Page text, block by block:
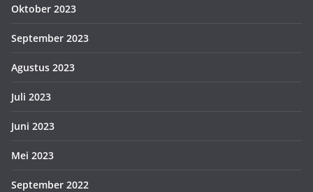
Oktober 2023
September 2023
Agustus 2023
Juli 2023
Juni 2023
Mei 2023
September 2022